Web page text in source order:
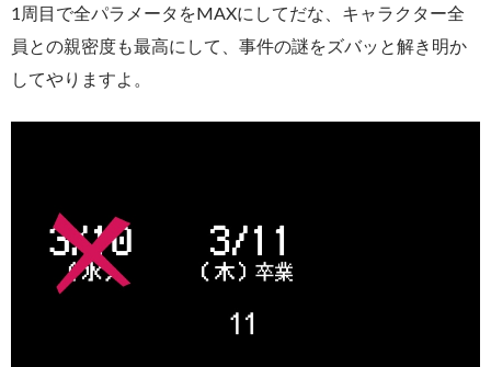
1周目で全パラメータをMAXにしてだな、キャラクター全
員との親密度も最高にして、事件の謎をズバッと解き明か
してやりますよ。